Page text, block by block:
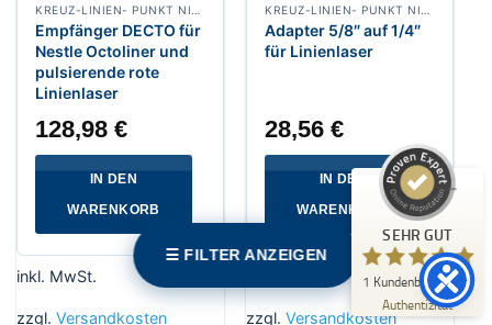
KREUZ-LINIEN- PUNKT NIVELLIERLASER
Empfänger DECTO für
Nestle Octoliner und
pulsierende rote
Linienlaser
128,98€
IN DEN
WARENKORB
inkl. MwSt.
zzgl. Versandkosten
KREUZ-LINIEN- PUNKT NIVELLIERLASER
Adapter 5/8″ auf 1/4″
für Linienlaser
28,56€
IN DEN
WARENKORB
zzgl. Versandkosten
☰ FILTER ANZEIGEN
SEHR GUT
1 Kundenbewertung
Authentizität
Kundenbewertungen und Erfahrungen zu
Messwerkzeuge24.de
5,00
Bewertung auf ProvenExpert.com
Erfahren Sie mehr über dieses Bewertungssiegel
07.05.2026
Profil ansehen